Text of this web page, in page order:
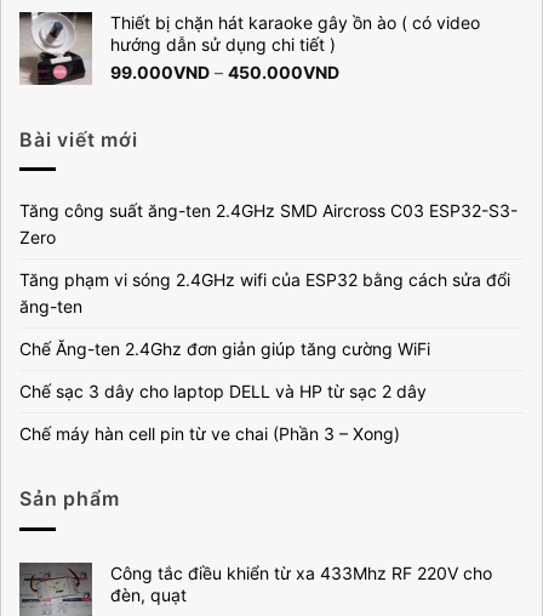
từ
Thiết bị chặn hát karaoke gây ồn ào ( có video
hướng dẫn sử dụng chi tiết )
99.000VND – 450.000VNDKhoảng
Bài viết mới
Tăng công suất ăng-ten 2.4GHz SMD Aircross C03 ESP32-S3-
Zero
Tăng phạm vi sóng 2.4GHz wifi của ESP32 bằng cách sửa đổi
ăng-ten
Chế Ăng-ten 2.4Ghz đơn giản giúp tăng cường WiFi
Chế sạc 3 dây cho laptop DELL và HP từ sạc 2 dây
Chế máy hàn cell pin từ ve chai (Phần 3 – Xong)
Sản phẩm
Công tắc điều khiển từ xa 433Mhz RF 220V cho
đèn, quạt